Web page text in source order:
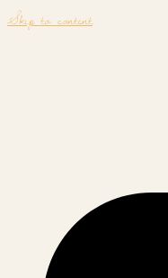
Skip to content